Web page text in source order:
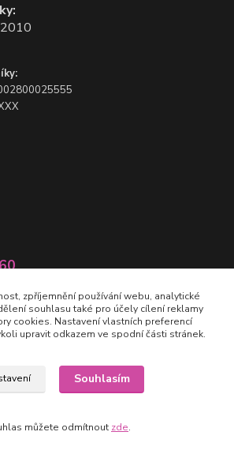
(c) Robmax 2015 - 2026
zpříjemnění používání webu, analytické
souhlasu také pro účely cílení reklamy
cookies. Nastavení vlastních preferencí
upravit odkazem ve spodní části stránek.
Souhlasím
můžete odmítnout zde.